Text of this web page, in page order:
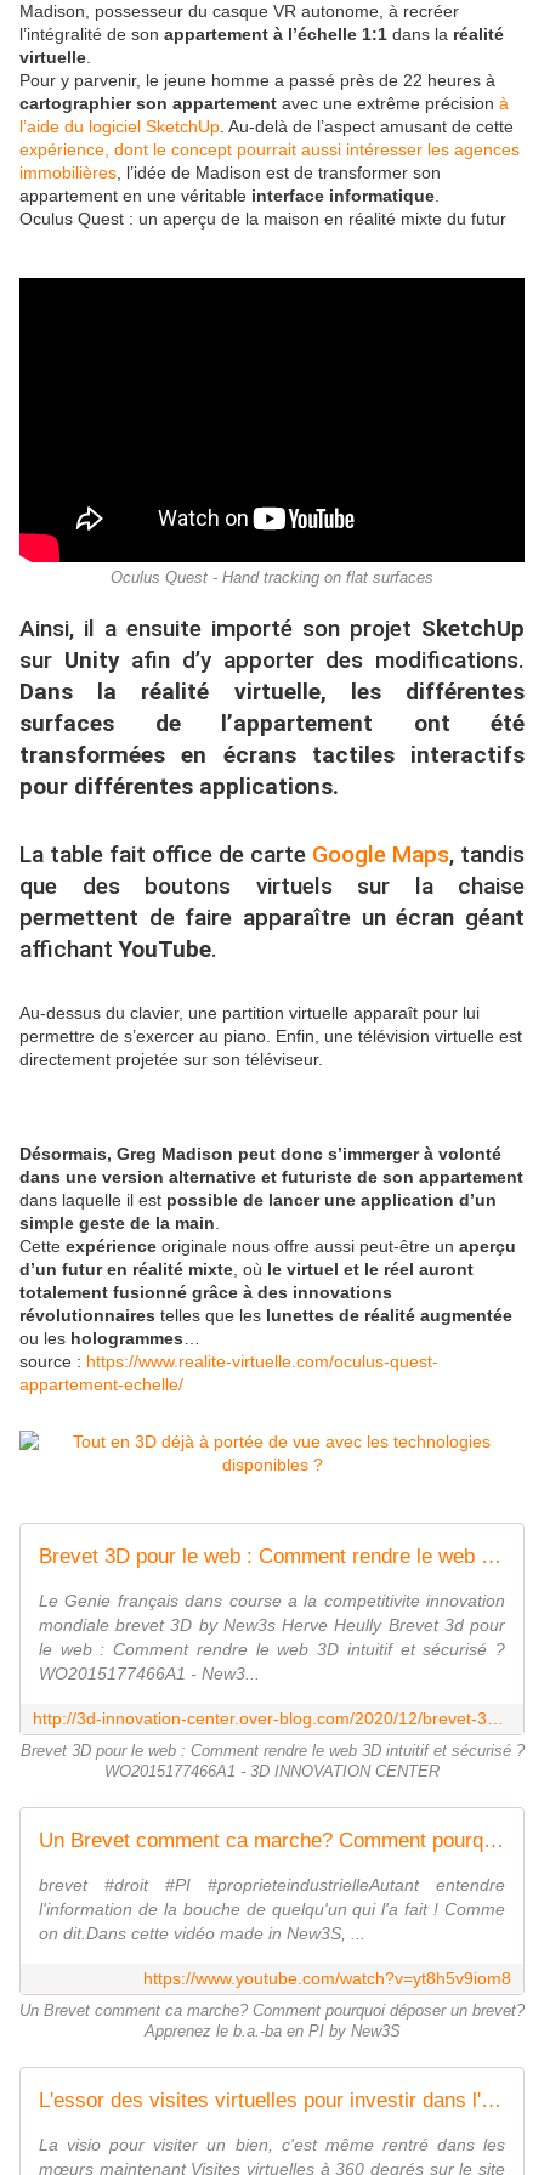
Madison, possesseur du casque VR autonome, à recréer
l’intégralité de son appartement à l’échelle 1:1 dans la réalité
virtuelle
Pour y parvenir, le jeune homme a passé près de 22 heures à
cartographier son appartement avec une extrême précision à
l’aide du logiciel SketchUp . Au-delà de l’aspect amusant de cette
expérience, dont le concept pourrait aussi intéresser les agences
immobilières , l’idée de Madison est de transformer son
appartement en une véritable interface informatique
Oculus Quest : un aperçu de la maison en réalité mixte du futur
Oculus Quest - Hand tracking on flat surfaces
Ainsi, il a ensuite importé son projet SketchUp
sur Unity afin d’y apporter des modifications.
Dans la réalité virtuelle, les différentes
surfaces de l’appartement ont été
transformées en écrans tactiles interactifs
pour différentes applications.
La table fait office de carte Google Maps, tandis
que des boutons virtuels sur la chaise
permettent de faire apparaître un écran géant
affichantYouTube.
Au-dessus du clavier, une partition virtuelle apparaît pour lui
permettre de s’exercer au piano. Enfin, une télévision virtuelle est
directement projetée sur son téléviseur.
Désormais, Greg Madison peut donc s’immerger à volonté
dans une version alternative et futuriste de son appartement
dans laquelle il est possible de lancer une application d’un
simple geste de la main
Cette expérience originale nous offre aussi peut-être un aperçu
d’un futur en réalité mixte , où le virtuel et le réel auront
totalement fusionné grâce à des innovations
révolutionnaires telles que les lunettes de réalité augmentée
ou les hologrammes
source : https://www.realite-virtuelle.com/oculus-quest-
appartement-echelle/
Brevet 3D pour le web : Comment rendre le web 3D intuitif et sécurisé ? WO2015177466A1 - 3D INNOVATION CENTER
Le Genie français dans course a la competitivite innovation
mondiale brevet 3D by New3s Herve Heully Brevet 3d pour
le web : Comment rendre le web 3D intuitif et sécurisé ?
WO2015177466A1 - New3...
Brevet 3D pour le web : Comment rendre le web 3D intuitif et sécurisé ?
WO2015177466A1 - 3D INNOVATION CENTER
Un Brevet comment ca marche? Comment pourquoi déposer un brevet? Apprenez le b.a.-ba en PI by New3S
brevet #droit #PI #proprieteindustrielleAutant entendre
l'information de la bouche de quelqu'un qui l'a fait ! Comme
on dit.Dans cette vidéo made in New3S, ...
https://www.youtube.com/watch?v=yt8h5v9iom8
Un Brevet comment ca marche? Comment pourquoi déposer un brevet?
Apprenez le b.a.-ba en PI by New3S
L'essor des visites virtuelles pour investir dans l'immobilier - OOKAWA Corp. Raisonnements Explications Corrélations
La visio pour visiter un bien, c'est même rentré dans les
mœurs maintenant Visites virtuelles à 360 degrés sur le site